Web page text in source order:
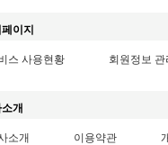
이지
스 사용현황 회원정보 관
개
소개 이용약관